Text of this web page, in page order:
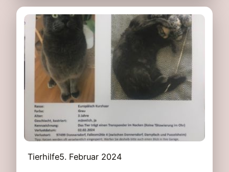
e
m
e
r
m
i
s
i
n
K
a
t
r
Tierhilfe5. Februar 2024